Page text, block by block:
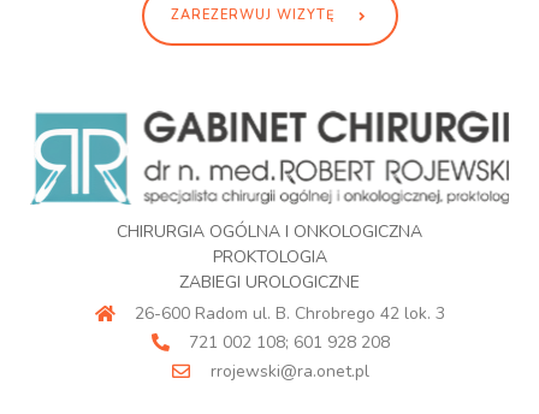
ZAREZERWUJ WIZYTĘ
CHIRURGIA OGÓLNA I ONKOLOGICZNA
PROKTOLOGIA
ZABIEGI UROLOGICZNE
26-600 Radom ul. B. Chrobrego 42 lok. 3
721 002 108; 601 928 208
rrojewski@ra.onet.pl